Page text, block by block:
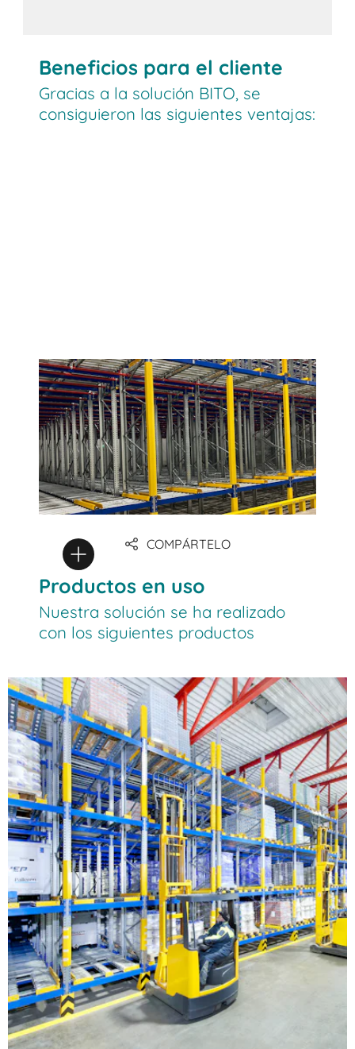
Beneficios para el cliente
Gracias a la solución BITO, se
consiguieron las siguientes ventajas:
COMPÁRTELO
Productos en uso
Nuestra solución se ha realizado
con los siguientes productos